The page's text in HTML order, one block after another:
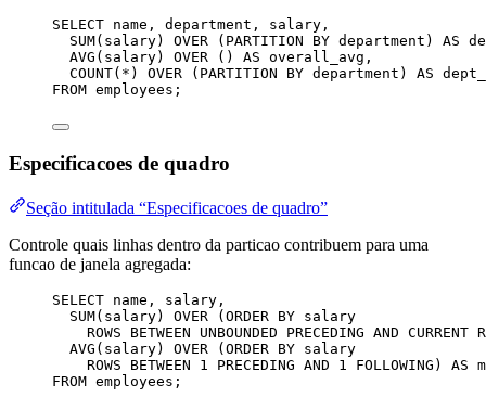
SELECT name , department, salary,
SUM(salary) OVER ( PARTITION BY department) AS
AVG (salary) OVER () AS overall_avg,
COUNT( * ) OVER ( PARTITION BY department) AS
FROM employees;
Especificacoes de quadro
Seção intitulada “Especificacoes de quadro”
Controle quais linhas dentro da particao contribuem para uma
funcao de janela agregada:
SELECT name , salary,
SUM(salary) OVER ( ORDER BY salary
ROWS
BETWEEN UNBOUNDED PRECEDING AND CURRENT
AVG (salary) OVER ( ORDER BY salary
ROWS
BETWEEN 1 PRECEDING AND 1 FOLLOWING ) AS
FROM employees;